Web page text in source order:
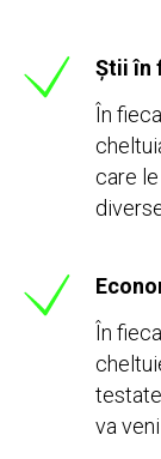
Știi în
În
care
În
va